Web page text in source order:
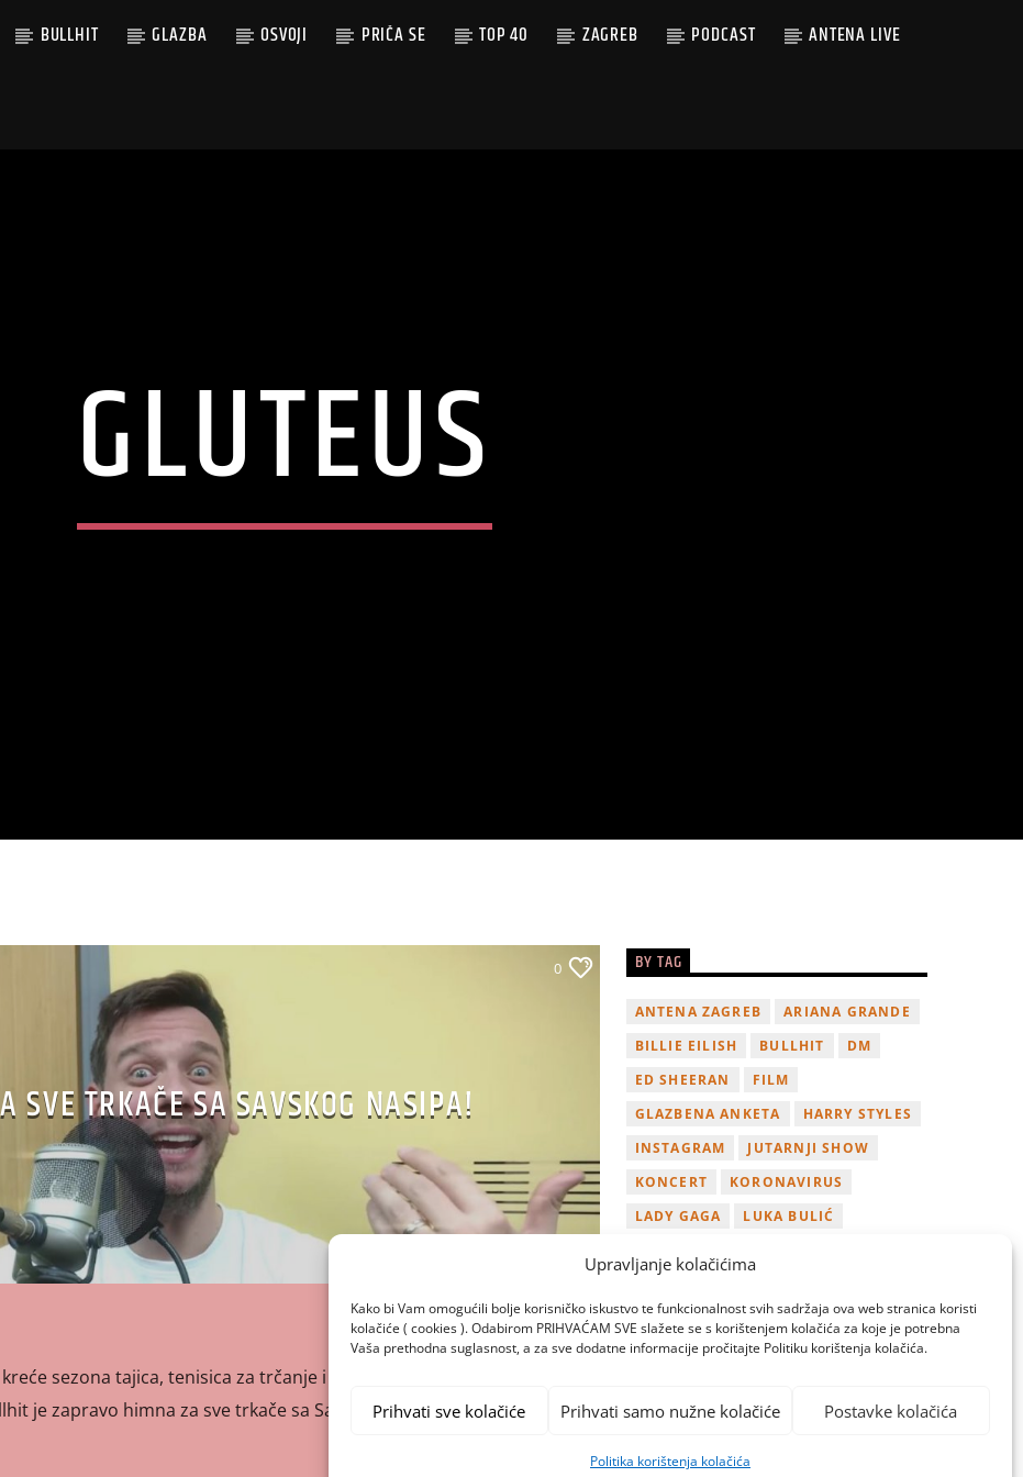
Upravljanje kolačićima
Kako bi Vam omogućili bolje korisničko iskustvo te funkcionalnost svih sadržaja ova web stranica koristi
kolačiće ( cookies ). Odabirom PRIHVAĆAM SVE slažete se s korištenjem kolačića za koje je potrebna
Vaša prethodna suglasnost, a za sve dodatne informacije pročitajte Politiku korištenja kolačića.
Prihvati sve kolačiće Prihvati samo nužne kolačiće Postavke kolačića
Politika korištenja kolačića
BULLHIT GLAZBA OSVOJI PRIČA SE TOP 40 ZAGREB PODCAST ANTENA LIVE
GLUTEUS
0
SVE TRKAČE SA SAVSKOG NASIPA!
sezona tajica, tenisica za trčanje i zatezanja gluteus
je zapravo himna za sve trkače sa Savskog nasipa!
BY TAG
ANTENA ZAGREB
ARIANA GRANDE
BILLIE EILISH
BULLHIT
DM
ED SHEERAN
FILM
GLAZBENA ANKETA
HARRY STYLES
INSTAGRAM
JUTARNJI SHOW
KONCERT
KORONAVIRUS
LADY GAGA
LUKA BULIĆ
TAMARA LOOS
TAYLOR SWIFT
TWITTER
VIDEO
YOUTUBE